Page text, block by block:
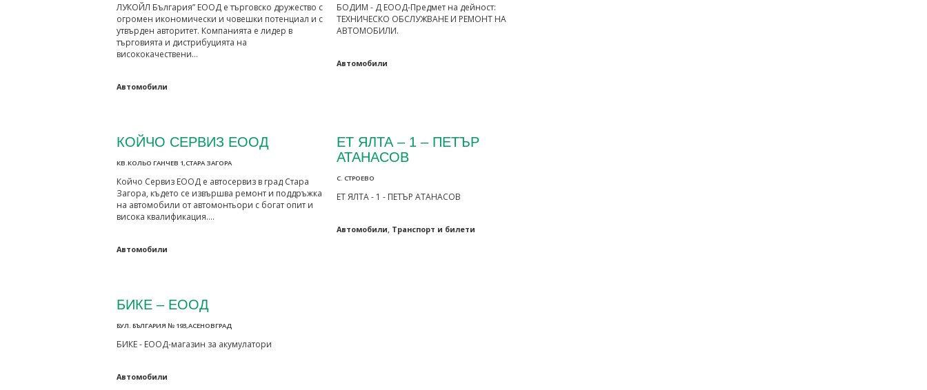
ЛУКОЙЛ България” ЕООД е търговско дружество с
огромен икономически и човешки потенциал и с
утвърден авторитет. Компанията е лидер в
търговията и дистрибуцията на
висококачествени…
Автомобили
БОДИМ - Д ЕООД-Предмет на дейност:
ТЕХНИЧЕСКО ОБСЛУЖВАНЕ И РЕМОНТ НА
АВТОМОБИЛИ.
Автомобили
КОЙЧО СЕРВИЗ ЕООД
КВ.КОЛЬО ГАНЧЕВ 1,СТАРА ЗАГОРА
Койчо Сервиз ЕООД е автосервиз в град Стара
Загора, където се извършва ремонт и поддръжка
на автомобили от автомонтьори с богат опит и
висока квалификация.…
Автомобили
ЕТ ЯЛТА – 1 – ПЕТЪР
АТАНАСОВ
С. СТРОЕВО
ЕТ ЯЛТА - 1 - ПЕТЪР АТАНАСОВ
Автомобили, Транспорт и билети
БИКЕ – ЕООД
БУЛ. БЪЛГАРИЯ № 193,АСЕНОВГРАД
БИКЕ - ЕООД-магазин за акумулатори
Автомобили